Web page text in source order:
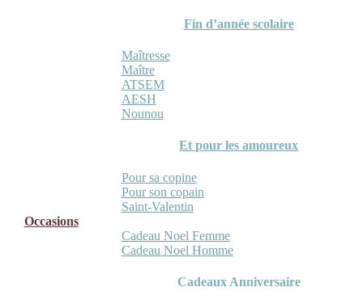
Fin d’année scolaire
Maîtresse
Maître
ATSEM
AESH
Nounou
Et pour les amoureux
Pour sa copine
Pour son copain
Saint-Valentin
Occasions
Cadeau Noel Femme
Cadeau Noel Homme
Cadeaux Anniversaire